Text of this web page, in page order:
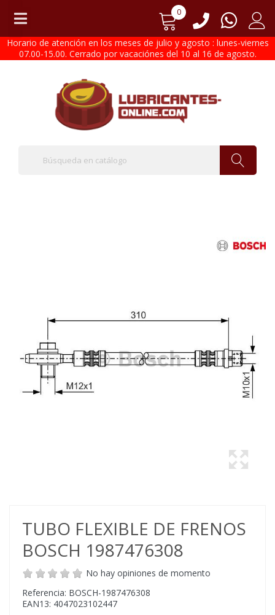
0
Horario de atención en los meses de julio y agosto : lunes-viernes
07.00-15.00. Cerrado por vacaciónes del 10 al 16 de agosto.
TUBO FLEXIBLE DE FRENOS
BOSCH 1987476308
No hay opiniones de momento
Referencia: BOSCH-1987476308
EAN13: 4047023102447